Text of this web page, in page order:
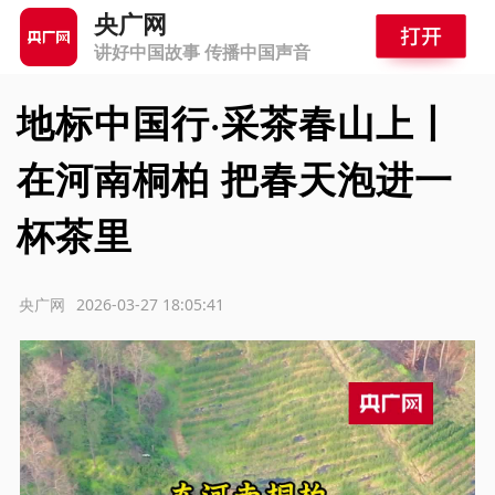
央广网
讲好中国故事 传播中国声音
地标中国行·采茶春山上丨
在河南桐柏 把春天泡进一
杯茶里
2026-03-27 18:05:41
央广网